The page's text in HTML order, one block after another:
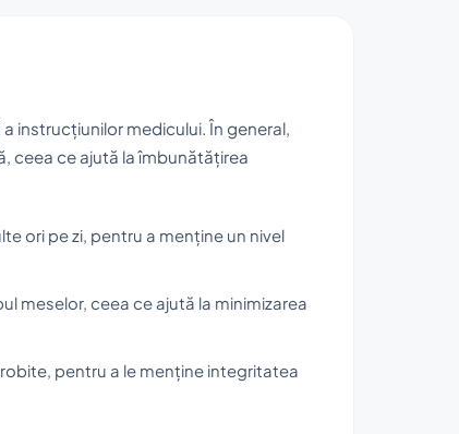
instrucțiunilor medicului. În general,
ceea ce ajută la îmbunătățirea
ori pe zi, pentru a menține un nivel
meselor, ceea ce ajută la minimizarea
pentru a le menține integritatea